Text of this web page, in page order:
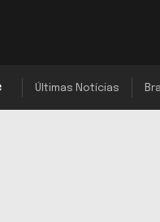
Últimas Notícias